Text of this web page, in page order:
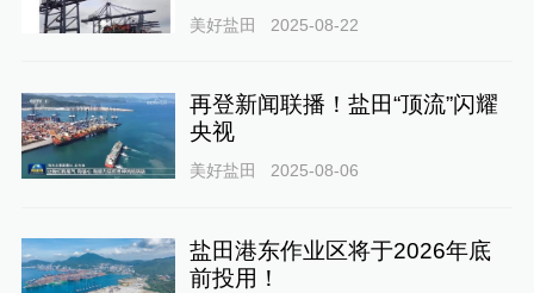
美好盐田 2025-08-22
再登新闻联播！盐田“顶流”闪耀
央视
美好盐田 2025-08-06
盐田港东作业区将于2026年底
前投用！